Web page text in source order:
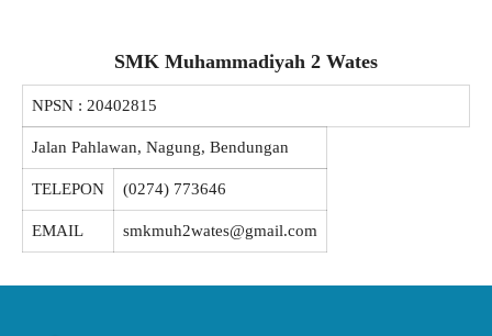
SMK Muhammadiyah 2 Wates
NPSN : 20402815
Jalan Pahlawan, Nagung, Bendungan
TELEPON (0274) 773646
EMAIL smkmuh2wates@gmail.com